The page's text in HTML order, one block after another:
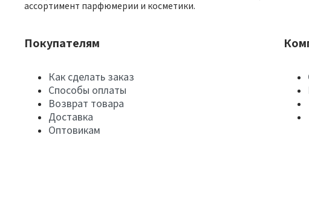
ассортимент парфюмерии и косметики.
Покупателям
Как сделать заказ
Способы оплаты
Возврат товара
Доставка
Оптовикам